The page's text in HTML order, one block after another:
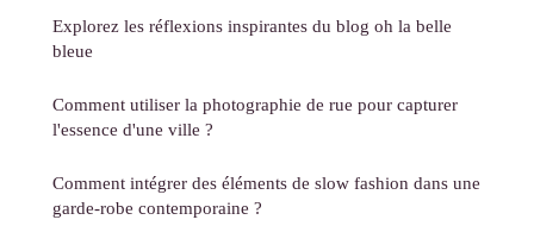
Explorez les réflexions inspirantes du blog oh la belle
bleue
Comment utiliser la photographie de rue pour capturer
l'essence d'une ville ?
Comment intégrer des éléments de slow fashion dans une
garde-robe contemporaine ?